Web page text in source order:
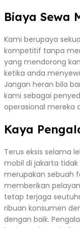
Biaya Sewa
Kami berupaya
kompetitif tanpa
yang mendorong
ketika anda
Jangan heran bila
kami sebagai
operasional mereka
Kaya
Terus eksis selama
mobil di jakarta
merupakan sebuah
memberikan
tetap terjaga
ribuan konsumen
dengan baik.